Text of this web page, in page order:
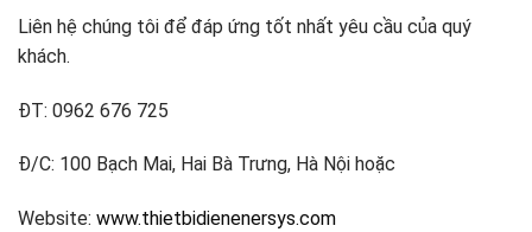
Liên hệ chúng tôi để đáp ứng tốt nhất yêu cầu của quý
khách.
ĐT: 0962 676 725
Đ/C: 100 Bạch Mai, Hai Bà Trưng, Hà Nội hoặc
Website: www.thietbidienenersys.com